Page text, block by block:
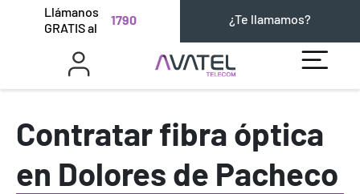
Llámanos
GRATIS al
1790 ¿Te llamamos?
Contratar fibra óptica
en Dolores de Pacheco